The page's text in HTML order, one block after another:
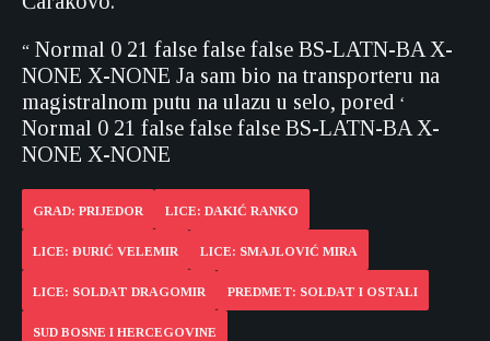
“ Normal 0 21 false false false BS-LATN-BA X-
NONE X-NONE Ja sam bio na transporteru na
magistralnom putu na ulazu u selo, pored ‘
Normal 0 21 false false false BS-LATN-BA X-
NONE X-NONE
GRAD: PRIJEDOR LICE: DAKIĆ RANKO
LICE: ĐURIĆ VELEMIR LICE: SMAJLOVIĆ MIRA
LICE: SOLDAT DRAGOMIR PREDMET: SOLDAT I OSTALI
SUD BOSNE I HERCEGOVINE